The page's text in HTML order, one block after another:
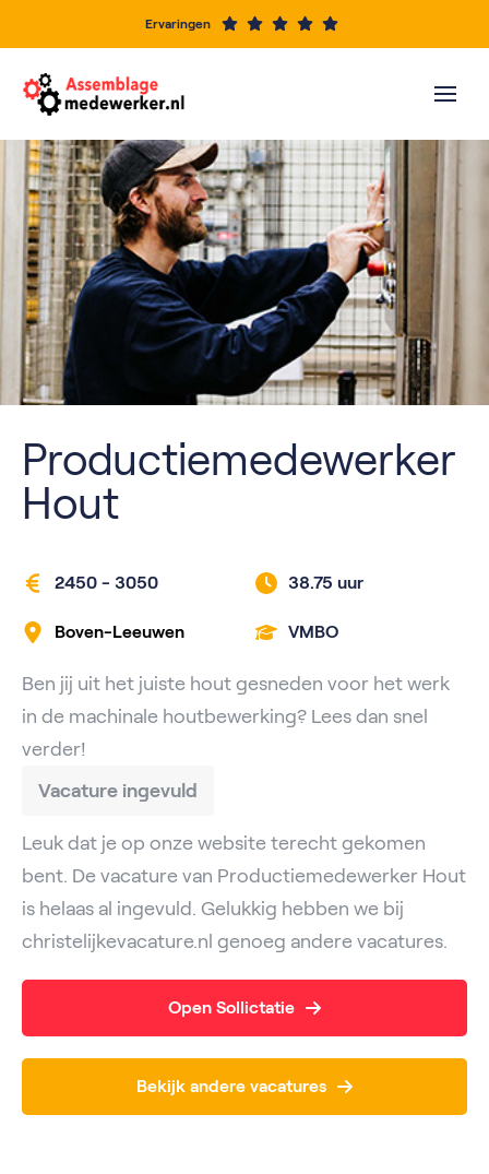
Ervaringen
Productiemedewerker
Hout
2450 - 3050 38.75 uur
Boven-Leeuwen VMBO
Ben jij uit het juiste hout gesneden voor het werk
in de machinale houtbewerking? Lees dan snel
verder!
Vacature ingevuld
Leuk dat je op onze website terecht gekomen
bent. De vacature van Productiemedewerker Hout
is helaas al ingevuld. Gelukkig hebben we bij
christelijkevacature.nl genoeg andere vacatures.
Open Sollictatie
Bekijk andere vacatures